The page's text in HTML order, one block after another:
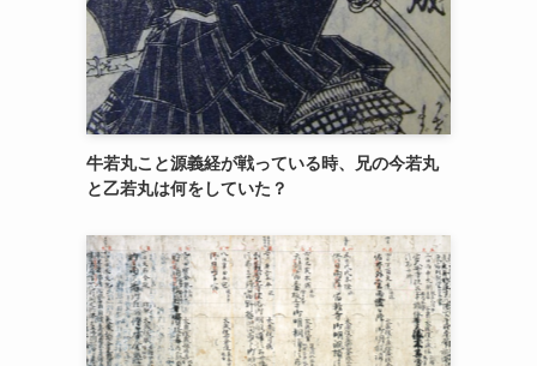
牛若丸こと源義経が戦っている時、兄の今若丸
と乙若丸は何をしていた？